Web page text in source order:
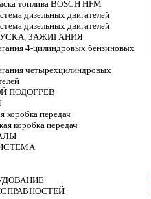
топлива BOSCH HFM
дизельных двигателей
дизельных двигателей
ЗАЖИГАНИЯ
4-цилиндровых бензиновых
четырехцилиндровых
ПОДОГРЕВ
коробка передач
коробка передач